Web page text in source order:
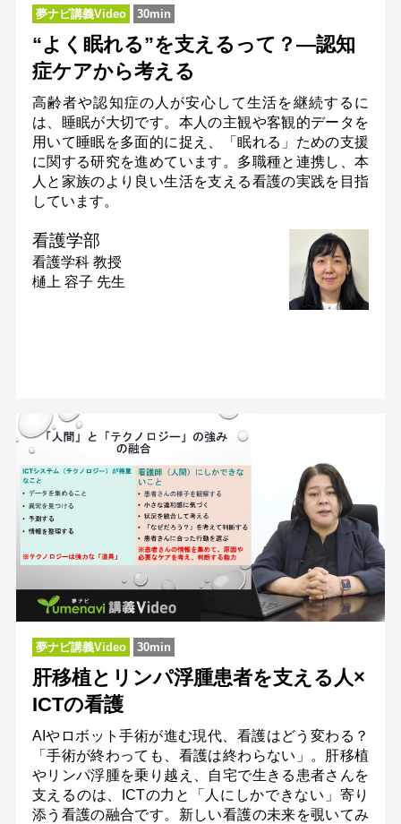
夢ナビ講義Video 30min
“よく眠れる”を支えるって？―認知
症ケアから考える
高齢者や認知症の人が安心して生活を継続するに
は、睡眠が大切です。本人の主観や客観的データを
用いて睡眠を多面的に捉え、「眠れる」ための支援
に関する研究を進めています。多職種と連携し、本
人と家族のより良い生活を支える看護の実践を目指
しています。
看護学部
看護学科 教授
樋上 容子 先生
夢ナビ講義Video 30min
肝移植とリンパ浮腫患者を支える人×
ICTの看護
AIやロボット手術が進む現代、看護はどう変わる？
「手術が終わっても、看護は終わらない」。肝移植
やリンパ浮腫を乗り越え、自宅で生きる患者さんを
支えるのは、ICTの力と「人にしかできない」寄り
添う看護の融合です。新しい看護の未来を覗いてみ